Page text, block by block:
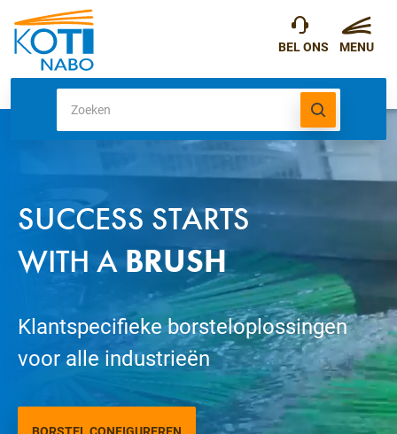
SUCCESS STARTS
WITH A BRUSH
Klantspecifieke borsteloplossingen
voor alle industrieën